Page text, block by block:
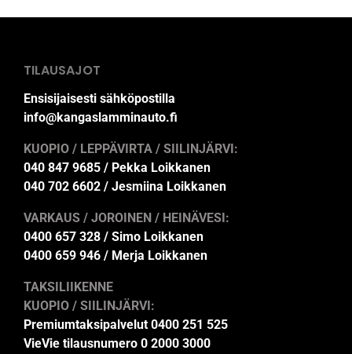
TILAUSAJOT
Ensisijaisesti sähköpostilla
info@kangaslamminauto.fi
KUOPIO / LEPPÄVIRTA / SIILINJÄRVI:
040 847 9685 / Pekka Loikkanen
040 702 6602 / Jesmiina Loikkanen
VARKAUS / JOROINEN / HEINÄVESI:
0400 657 328 / Simo Loikkanen
0400 659 946 / Merja Loikkanen
TAKSILIIKENNE
KUOPIO / SIILINJÄRVI:
Premiumtaksipalvelut 0400 251 525
VieVie tilausnumero 0 2000 3000